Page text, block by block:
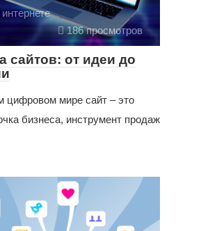
186 просмотров
сайтов: от идеи до
цифровом мире сайт – это
бизнеса, инструмент продаж